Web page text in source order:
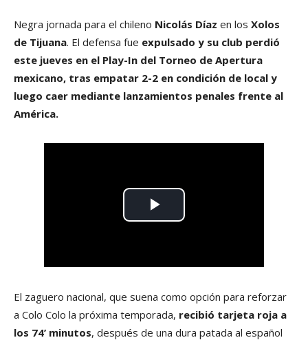
Negra jornada para el chileno Nicolás Díaz en los Xolos
de Tijuana. El defensa fue expulsado y su club perdió
este jueves en el Play-In del Torneo de Apertura
mexicano, tras empatar 2-2 en condición de local y
luego caer mediante lanzamientos penales frente al
América.
El zaguero nacional, que suena como opción para reforzar
a Colo Colo la próxima temporada, recibió tarjeta roja a
los 74’ minutos, después de una dura patada al español